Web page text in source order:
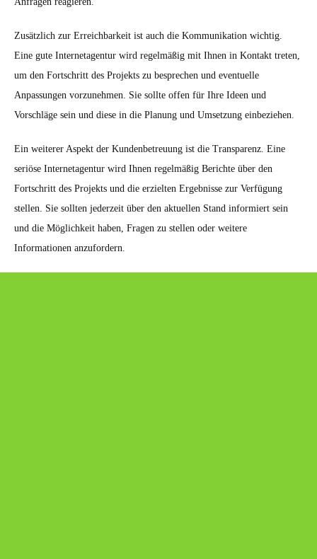
Zusätzlich zur Erreichbarkeit ist auch die Kommunikation wichtig.
Eine gute Internetagentur wird regelmäßig mit Ihnen in Kontakt treten,
um den Fortschritt des Projekts zu besprechen und eventuelle
Anpassungen vorzunehmen. Sie sollte offen für Ihre Ideen und
Vorschläge sein und diese in die Planung und Umsetzung einbeziehen.
Ein weiterer Aspekt der Kundenbetreuung ist die Transparenz. Eine
seriöse Internetagentur wird Ihnen regelmäßig Berichte über den
Fortschritt des Projekts und die erzielten Ergebnisse zur Verfügung
stellen. Sie sollten jederzeit über den aktuellen Stand informiert sein
und die Möglichkeit haben, Fragen zu stellen oder weitere
Informationen anzufordern.